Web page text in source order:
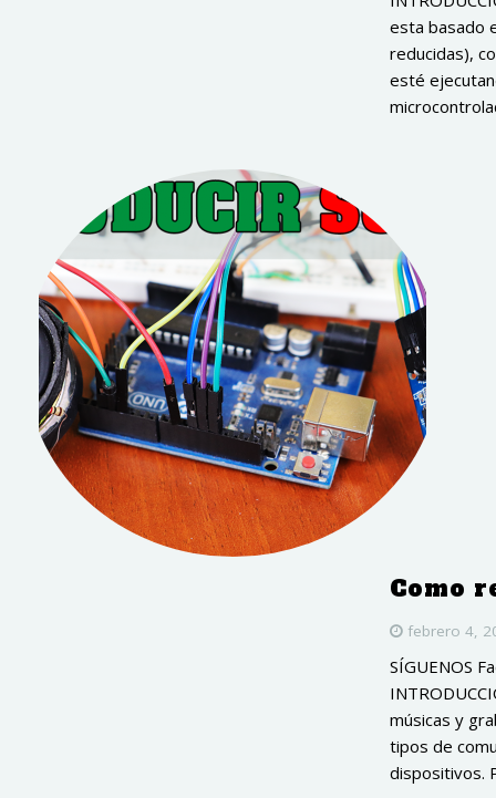
esta basado
reducidas),
esté
Como
febrero 4,
SÍGUENOS
músicas y
tipos de
dispositivos.